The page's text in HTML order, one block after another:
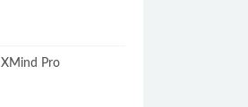
XMind Pro